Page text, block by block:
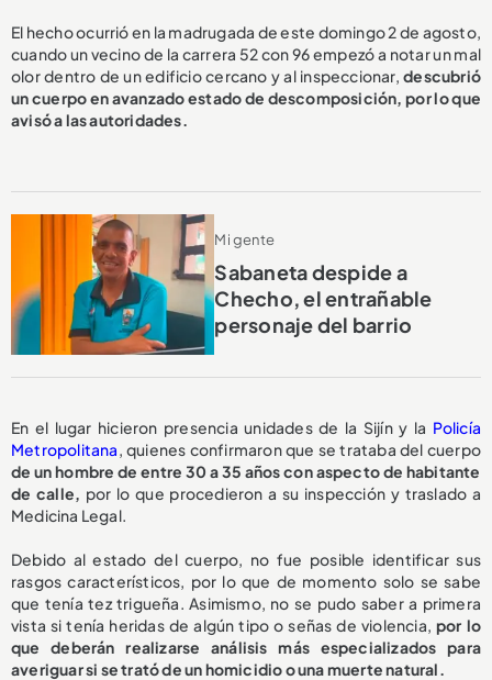
El hecho ocurrió en la madrugada de este domingo 2 de agosto,
cuando un vecino de la carrera 52 con 96 empezó a notar un mal
olor dentro de un edificio cercano y al inspeccionar,descubrió
un cuerpo en avanzado estado de descomposición, por lo que
avisó a las autoridades.
Mi gente
Sabaneta despide a
Checho, el entrañable
personaje del barrio
En el lugar hicieron presencia unidades de la Sijín y la Policía
Metropolitana, quienes confirmaron que se trataba del cuerpo
de un hombre de entre 30 a 35 años con aspecto de habitante
de calle, por lo que procedieron a su inspección y traslado a
Medicina Legal.
Debido al estado del cuerpo, no fue posible identificar sus
rasgos característicos, por lo que de momento solo se sabe
que tenía tez trigueña. Asimismo, no se pudo saber a primera
vista si tenía heridas de algún tipo o señas de violencia, por lo
que deberán realizarse análisis más especializados para
averiguar si se trató de un homicidio o una muerte natural.